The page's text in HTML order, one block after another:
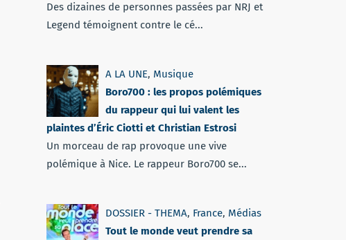
Des dizaines de personnes passées par NRJ et
Legend témoignent contre le cé...
A LA UNE, Musique
Boro700 : les propos polémiques
du rappeur qui lui valent les
plaintes d’Éric Ciotti et Christian Estrosi
Un morceau de rap provoque une vive
polémique à Nice. Le rappeur Boro700 se...
DOSSIER - THEMA, France, Médias
Tout le monde veut prendre sa